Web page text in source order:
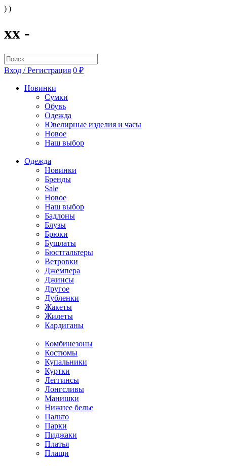
) )
xx -
Вход / Регистрация 0 ₽
Новинки
Сумки
Обувь
Одежда
Ювелирные изделия и часы
Новое
Наш выбор
Одежда
Новинки
Бренды
Sale
Новое
Наш выбор
Бадлоны
Блузы
Брюки
Бушлаты
Бюстгальтеры
Ветровки
Джемпера
Джинсы
Другое
Дубленки
Жакеты
Жилеты
Кардиганы
Комбинезоны
Костюмы
Купальники
Куртки
Леггинсы
Лонгсливы
Манишки
Нижнее белье
Пальто
Парки
Пиджаки
Платья
Плащи